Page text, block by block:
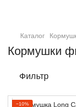
Каталог
Кормушки
Фильтр
−10%